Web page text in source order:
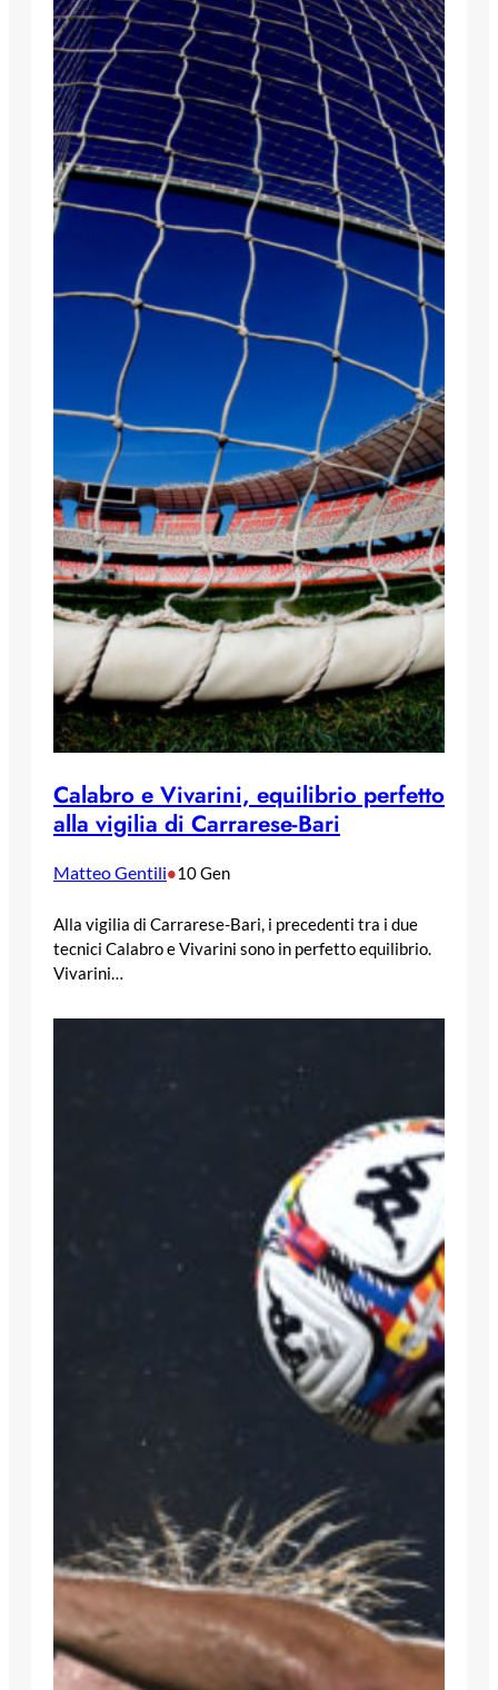
Calabro e Vivarini, equilibrio perfetto
alla vigilia di Carrarese-Bari
Matteo Gentili•10 Gen
Alla vigilia di Carrarese-Bari, i precedenti tra i due
tecnici Calabro e Vivarini sono in perfetto equilibrio.
Vivarini…